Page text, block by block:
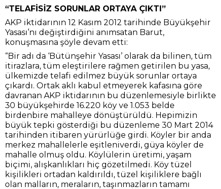
“TELAFİSİZ SORUNLAR ORTAYA ÇIKTI”
AKP iktidarının 12 Kasım 2012 tarihinde Büyükşehir
Yasası’nı değiştirdiğini anımsatan Barut,
konuşmasına şöyle devam etti:
“Bir adı da ‘Bütünşehir Yasası’ olarak da bilinen, tüm
itirazlara, tüm eleştirilere rağmen getirilen bu yasa,
ülkemizde telafi edilmez büyük sorunlar ortaya
çıkardı. Ortak aklı kabul etmeyerek kafasına göre
davranan AKP iktidarının bu düzenlemesiyle birlikte
30 büyükşehirde 16.220 köy ve 1.053 belde
birdenbire mahalleye dönüştürüldü. Hepimizin
büyük tepki gösterdiği bu düzenleme 30 Mart 2014
tarihinden itibaren yürürlüğe girdi. Köyler bir anda
merkez mahallelerle eşitleniverdi, güya köyler de
mahalle olmuş oldu. Köylülerin üretimi, yaşam
biçimi, alışkanlıkları hiç gözetilmedi. Köy tüzel
kişilikleri ortadan kaldırıldı, tüzel kişiliklere bağlı
olan malların, meraların, taşınmazların tamamı